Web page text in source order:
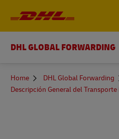
DHL GLOBAL FORWARDING
You
here
Home
DHL Global Forwarding